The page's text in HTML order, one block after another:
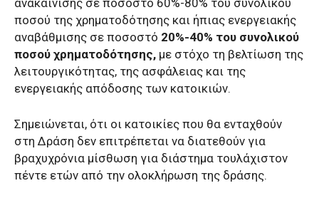
ανακαίνισης σε ποσοστό 60%-80% του συνολικού
ποσού της χρηματοδότησης και ήπιας ενεργειακής
αναβάθμισης σε ποσοστό 20%-40% του συνολικού
ποσού χρηματοδότησης, με στόχο τη βελτίωση της
λειτουργικότητας, της ασφάλειας και της
ενεργειακής απόδοσης των κατοικιών.
Σημειώνεται, ότι οι κατοικίες που θα ενταχθούν
στη Δράση δεν επιτρέπεται να διατεθούν για
βραχυχρόνια μίσθωση για διάστημα τουλάχιστον
πέντε ετών από την ολοκλήρωση της δράσης.